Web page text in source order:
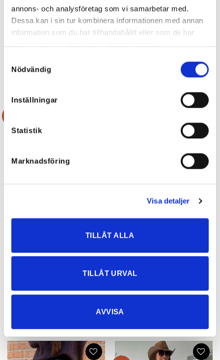
annons- och analysföretag som vi samarbetar med.
Dessa kan i sin tur kombinera informationen med annan
information som du har tillhandahållit eller som de har
Nödvändig
Inställningar
Statistik
Marknadsföring
Visa detaljer
TILLÅT ALLA
TILLÅT URVAL
AVVISA
Jempa Stretchig bomullsklänning i
Donna Viskosklänning – många
Stretchig Jeansklänning ned Bälte
NYHETER